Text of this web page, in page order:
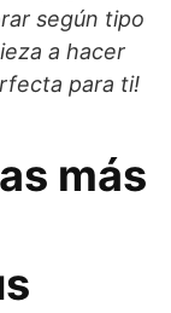
según tipo
a hacer
para ti!
más